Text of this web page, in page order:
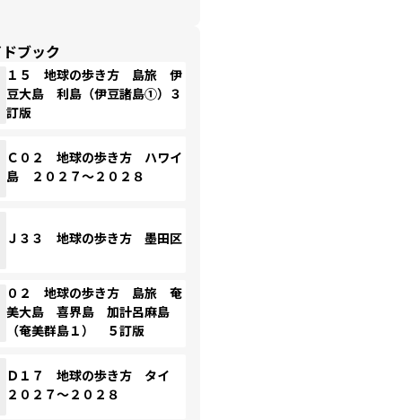
ブック
１５ 地球の歩き方 島旅 伊
豆大島 利島（伊豆諸島①）３
訂版
Ｃ０２ 地球の歩き方 ハワイ
島 ２０２７～２０２８
Ｊ３３ 地球の歩き方 墨田区
０２ 地球の歩き方 島旅 奄
美大島 喜界島 加計呂麻島
（奄美群島１） ５訂版
Ｄ１７ 地球の歩き方 タイ
２０２７～２０２８